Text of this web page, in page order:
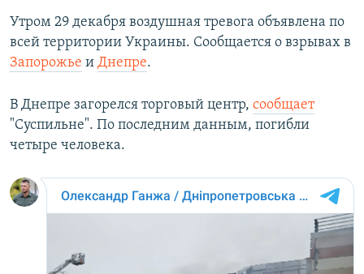
Утром 29 декабря воздушная тревога объявлена по
всей территории Украины. Сообщается о взрывах в
Запорожье и Днепре.
В Днепре загорелся торговый центр, сообщает
"Суспильне". По последним данным, погибли
четыре человека.